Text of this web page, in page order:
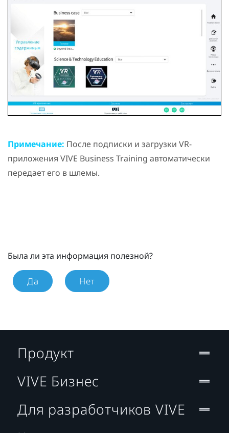
Примечание: После подписки и загрузки VR-
приложения VIVE Business Training автоматически
передает его в шлемы.
Была ли эта информация полезной?
Да Нет
Продукт
VIVE Бизнес
Для разработчиков VIVE